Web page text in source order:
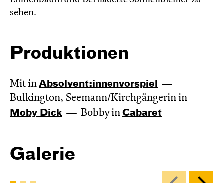
sehen.
Produktionen
Mit in Absol­vent:innen­vor­spiel
Bulkington, Seemann/Kirchgängerin in
Moby Dick Bobby in Cabaret
Galerie